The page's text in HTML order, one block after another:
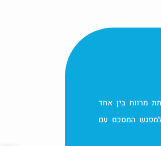
מרווח בין אחד
למפגש המסכם עם